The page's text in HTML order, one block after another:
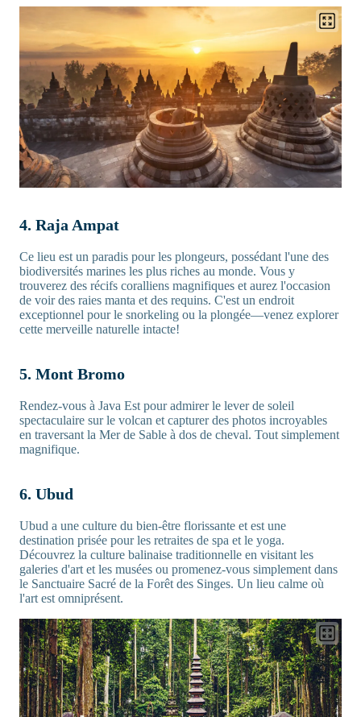
4. Raja Ampat
Ce lieu est un paradis pour les plongeurs, possédant l'une des
biodiversités marines les plus riches au monde. Vous y
trouverez des récifs coralliens magnifiques et aurez l'occasion
de voir des raies manta et des requins. C'est un endroit
exceptionnel pour le snorkeling ou la plongée—venez explorer
cette merveille naturelle intacte!
5. Mont Bromo
Rendez-vous à Java Est pour admirer le lever de soleil
spectaculaire sur le volcan et capturer des photos incroyables
en traversant la Mer de Sable à dos de cheval. Tout simplement
magnifique.
6. Ubud
Ubud a une culture du bien-être florissante et est une
destination prisée pour les retraites de spa et le yoga.
Découvrez la culture balinaise traditionnelle en visitant les
galeries d'art et les musées ou promenez-vous simplement dans
le Sanctuaire Sacré de la Forêt des Singes. Un lieu calme où
l'art est omniprésent.